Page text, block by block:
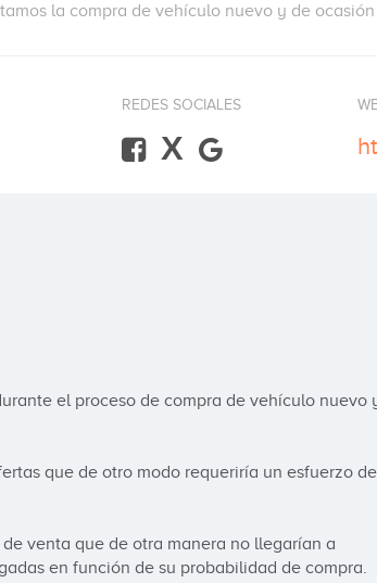
la compra de vehículo nuevo y de
REDES SOCIALES
X
el proceso de compra de vehículo nuevo
que de otro modo requeriría un esfuerzo de
venta que de otra manera no llegarían a
en función de su probabilidad de compra.